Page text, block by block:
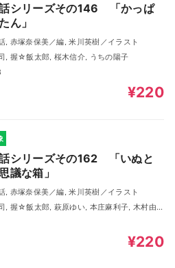
シリーズその146 「かっぱ
ん」
, 赤塚奈保美／編, 米川英樹／イラスト
, 握☆飯太郎, 桜木信介, うちの陽子
¥220
シリーズその162 「いぬと
議な箱」
, 赤塚奈保美／編, 米川英樹／イラスト
¥220